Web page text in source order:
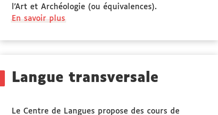
l’Art et Archéologie (ou équivalences).
En savoir plus
des
Langue transversale
Le Centre de Langues propose des cours de